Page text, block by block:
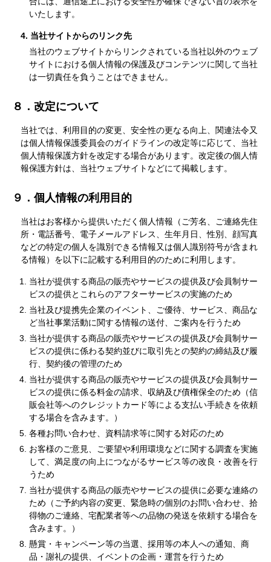
いたします。
4. 当社サイトからのリンク先
当社のウェブサイトからリンクされている当社以外のウェブ
サイトにおける個人情報の保護及びコンテンツに関して当社
は一切責任を負うことはできません。
８．改定について
当社では、利用目的の変更、安全性の更なる向上、関連法令又
は個人情報保護委員会のガイドラインの改定等に応じて、当社
個人情報保護方針を改定する場合があります。改定後の個人情
報保護方針は、当社ウェブサイトなどにて掲載します。
９．個人情報の利用目的
当社はお客様から提供いただく個人情報（ご芳名、ご連絡先住
所・電話番号、電子メールアドレス、生年月日、性別、顔写真
などの特定の個人を識別できる情報又は個人識別符号が含まれ
る情報）を以下に記載する利用目的のために利用します。
当社が提供する商品の販売やサービスの提供及び会員制サー
ビスの提供とこれらのアフターサービスの実施のため
当社及び提携先企業のイベント、ご優待、サービス、商品な
ど当社事業活動に関する情報の送付、ご案内を行うため
当社が提供する商品の販売やサービスの提供及び会員制サー
ビスの提供に係わる契約並びに取引先との契約の締結及び履
行、契約後の管理のため
当社が提供する商品の販売やサービスの提供及び会員制サー
ビスの提供に係る料金の請求、収納及び債権保全のため（信
販会社等へのクレジットカード等による支払い手続きを依頼
する場合を含みます。）
各種お問い合わせ、資料請求等に関する対応のため
お客様のご意見、ご要望や利用環境などに関する調査を実施
して、満足度の向上につながるサービス等の改良・改善を行
うため
当社が提供する商品の販売やサービスの提供に必要な連絡の
ため（ご予約内容の変更、緊急時の個別のお問い合わせ、拾
得物のご連絡、宅配業者等への品物の発送を依頼する場合を
含みます。）
懸賞・キャンペーン等の当選、採用等の本人への通知、商
品・謝礼の提供、イベントの企画・運営を行うため